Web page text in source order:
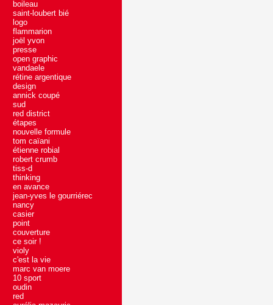
boileau
saint-loubert bié
logo
flammarion
joël yvon
presse
open graphic
vandaele
rétine argentique
design
annick coupé
sud
red district
étapes
nouvelle formule
tom caïani
étienne robial
robert crumb
tiss-d
thinking
en avance
jean-yves le gourriérec
nancy
casier
point
couverture
ce soir !
violy
c'est la vie
marc van moere
10 sport
oudin
red